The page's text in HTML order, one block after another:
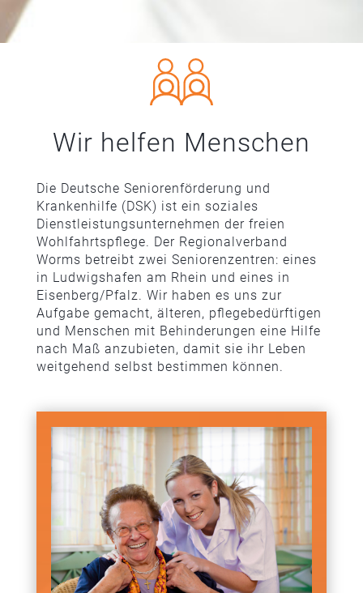
Wir helfen Menschen
Die Deutsche Seniorenförderung und
Krankenhilfe (DSK) ist ein soziales
Dienstleistungsunternehmen der freien
Wohlfahrtspflege. Der Regionalverband
Worms betreibt zwei Seniorenzentren: eines
in Ludwigshafen am Rhein und eines in
Eisenberg/Pfalz. Wir haben es uns zur
Aufgabe gemacht, älteren, pfle­ge­be­dürf­tigen
und Menschen mit Behinderungen eine Hilfe
nach Maß anzu­bieten, damit sie ihr Leben
weit­ge­hend selbst bestimmen können.